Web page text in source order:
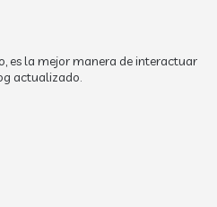
es la mejor manera de interactuar
actualizado.